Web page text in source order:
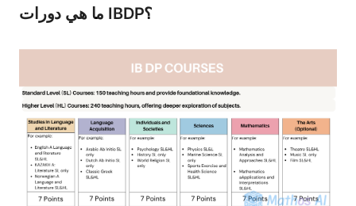
ما هي دورات IBDP؟